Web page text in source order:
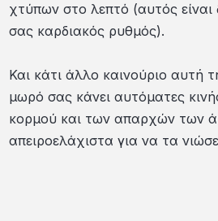
χτύπων στο λεπτό (αυτός είναι
σας καρδιακός ρυθμός).
Και κάτι άλλο καινούριο αυτή
μωρό σας κάνει αυτόματες
κορμού και των απαρχών των
απειροελάχιστα για να τα